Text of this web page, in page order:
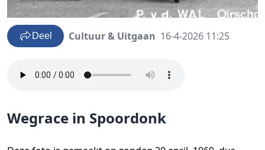
Deel Cultuur & Uitgaan 16-4-2026 11:25
Wegrace in Spoordonk